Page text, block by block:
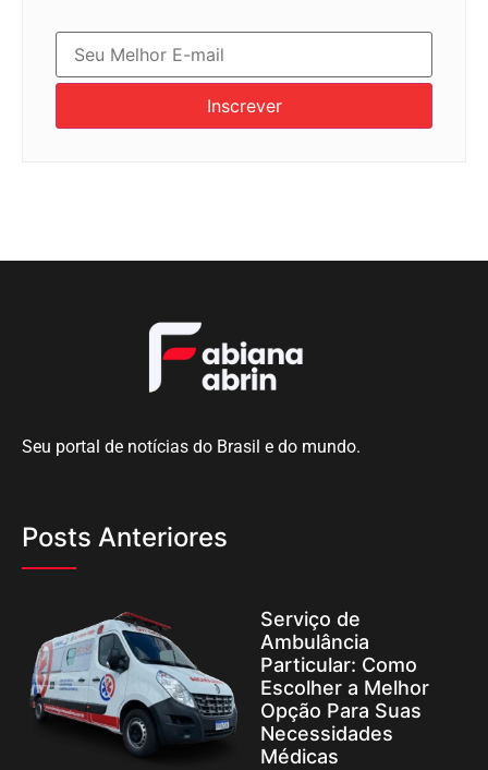
Inscrever
Seu portal de notícias do Brasil e do mundo.
Posts Anteriores
Serviço de
Ambulância
Particular: Como
Escolher a Melhor
Opção Para Suas
Necessidades
Médicas